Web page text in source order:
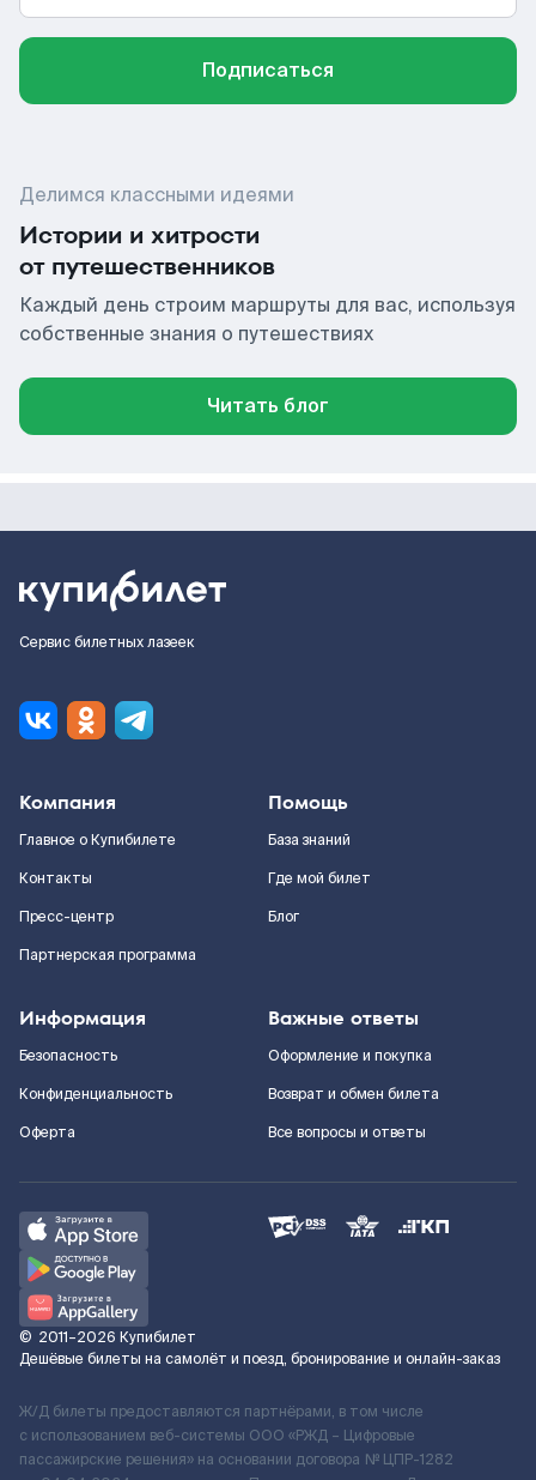
Подписаться
Делимся классными идеями
Истории и хитрости
от путешественников
Каждый день строим маршруты для вас, используя
собственные знания о путешествиях
Читать блог
Сервис билетных лазеек
Компания
Главное о Купибилете
Контакты
Пресс-центр
Партнерская программа
Помощь
База знаний
Где мой билет
Блог
Информация
Безопасность
Конфиденциальность
Оферта
Важные ответы
Оформление и покупка
Возврат и обмен билета
Все вопросы и ответы
© 2011–2026 Купибилет
Дешёвые билеты на самолёт и поезд, бронирование и онлайн-заказ
Ж/Д билеты предоставляются партнёрами, в том числе
с использованием веб-системы ООО «РЖД – Цифровые
пассажирские решения» на основании договора № ЦПР-1282